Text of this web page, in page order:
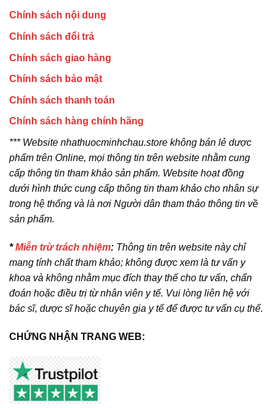
Chính sách nội dung
Chính sách đổi trả
Chính sách giao hàng
Chính sách bảo mật
Chính sách thanh toán
Chính sách hàng chính hãng
*** Website nhathuocminhchau.store không bán lẻ dược
phẩm trên Online, mọi thông tin trên website nhằm cung
cấp thông tin tham khảo sản phẩm. Website hoạt đồng
dưới hình thức cung cấp thông tin tham khảo cho nhân sự
trong hệ thống và là nơi Người dân tham thảo thông tin về
sản phẩm.
*Miễn trừ trách nhiệm: Thông tin trên website này chỉ
mang tính chất tham khảo; không được xem là tư vấn y
khoa và không nhằm mục đích thay thế cho tư vấn, chẩn
đoán hoặc điều trị từ nhân viên y tế. Vui lòng liên hệ với
bác sĩ, dược sĩ hoặc chuyên gia y tế để được tư vấn cụ thể.
CHỨNG NHẬN TRANG WEB: